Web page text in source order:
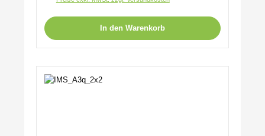
In den Warenkorb